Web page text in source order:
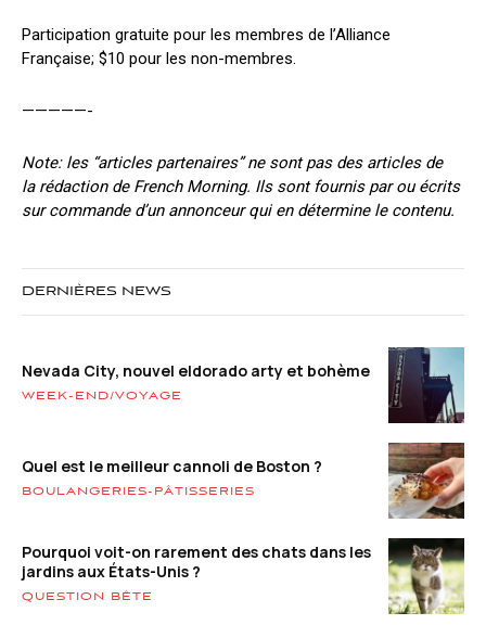
Participation gratuite pour les membres de l’Alliance
Française; $10 pour les non-membres.
—————-
Note: les “articles partenaires” ne sont pas des articles de
la rédaction de French Morning. Ils sont fournis par ou écrits
sur commande d’un annonceur qui en détermine le contenu.
DERNIÈRES NEWS
Nevada City, nouvel eldorado arty et bohème
WEEK-END/VOYAGE
Quel est le meilleur cannoli de Boston ?
BOULANGERIES-PÂTISSERIES
Pourquoi voit-on rarement des chats dans les
jardins aux États-Unis ?
QUESTION BÊTE